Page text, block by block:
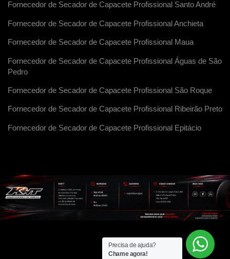
Fornecedor de Secador de Capacete Profissional Santo André
Fornecedor de Secador de Capacete Profissional Anchieta
Fornecedor de Secador de Capacete Profissional Maua
Fornecedor de Secador de Capacete Profissional Águas de São
Pedro
Fornecedor de Secador de Capacete Profissional São Roque
Fornecedor de Secador de Capacete Profissional Ribeirão Preto
Fornecedor de Secador de Capacete Profissional Epitácio
Precisa de ajuda?
Chame agora!